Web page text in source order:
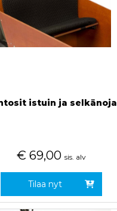
istuin ja selkänoja
€ 69,00 sis. alv
Tilaa nyt